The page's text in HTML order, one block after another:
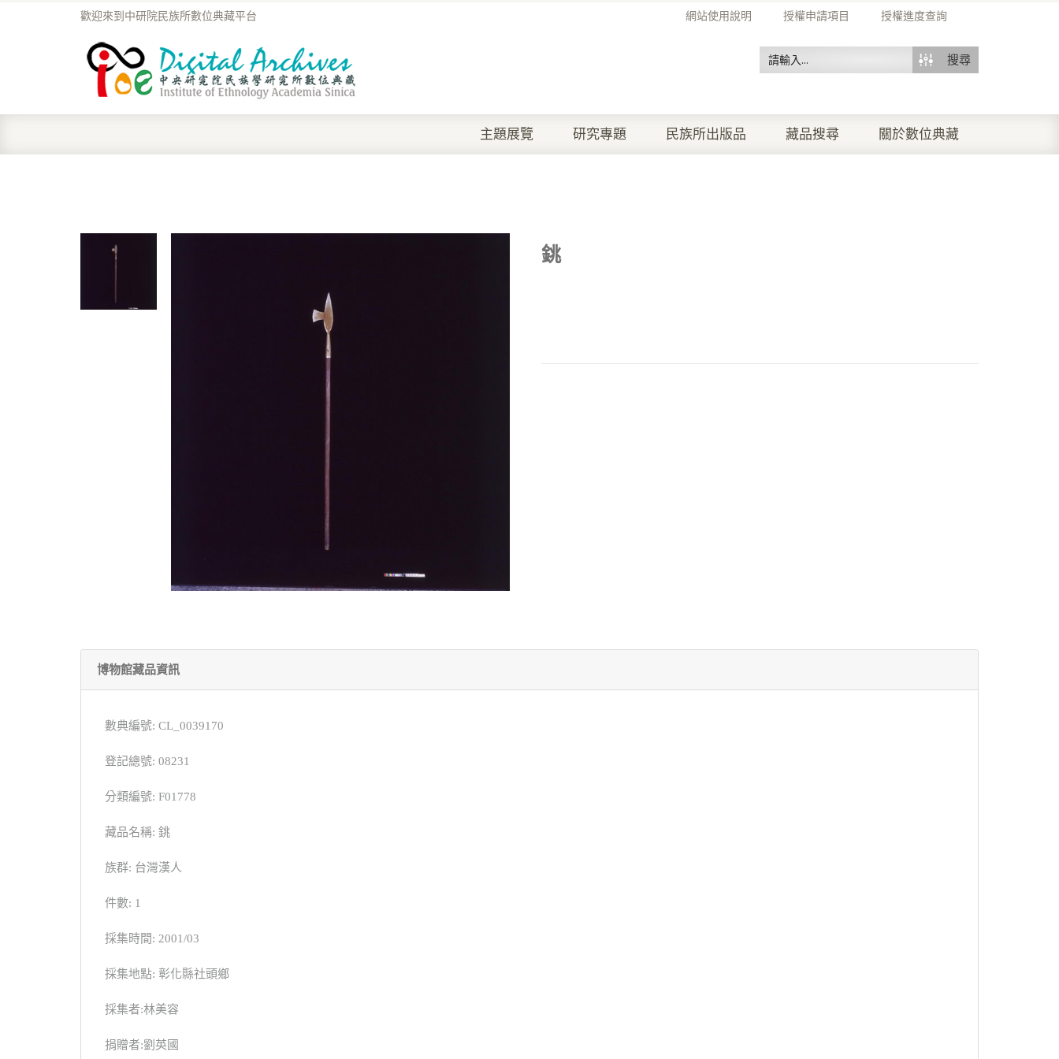
網站使用說明 授權申請項目 授權進度查詢
歡迎來到中研院民族所數位典藏平台
搜尋
主題展覽 研究專題 民族所出版品 藏品搜尋 關於數位典藏
銚
博物館藏品資訊
數典編號: CL_0039170
登記總號: 08231
分類編號: F01778
藏品名稱: 銚
族群: 台灣漢人
件數: 1
採集時間: 2001/03
採集地點: 彰化縣社頭鄉
採集者:林美容
捐贈者:劉英國